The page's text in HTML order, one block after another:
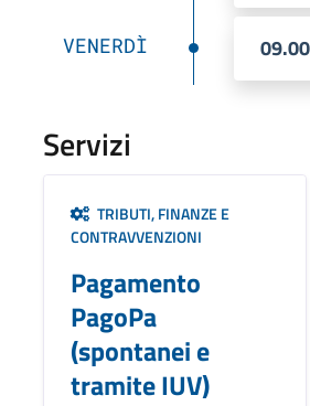
VENERDÌ
Servizi
TRIBUTI, FINANZE E
CONTRAVVENZIONI
Pagamento
PagoPa
(spontanei e
tramite IUV)